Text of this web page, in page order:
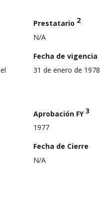
Prestatario 2
N/A
Fecha de vigencia
31 de enero de 1978
Aprobación FY3
1977
Fecha de Cierre
N/A